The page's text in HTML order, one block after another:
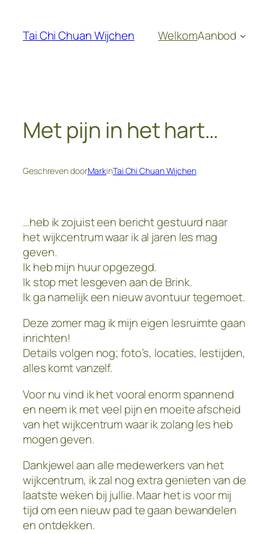
Tai Chi Chuan Wijchen WelkomAanbod
Met pijn in het hart…
Geschreven doorMarkinTai Chi Chuan Wijchen
…heb ik zojuist een bericht gestuurd naar
het wijkcentrum waar ik al jaren les mag
geven.
Ik heb mijn huur opgezegd.
Ik stop met lesgeven aan de Brink.
Ik ga namelijk een nieuw avontuur tegemoet.
Deze zomer mag ik mijn eigen lesruimte gaan
inrichten!
Details volgen nog; foto’s, locaties, lestijden,
alles komt vanzelf.
Voor nu vind ik het vooral enorm spannend
en neem ik met veel pijn en moeite afscheid
van het wijkcentrum waar ik zolang les heb
mogen geven.
Dankjewel aan alle medewerkers van het
wijkcentrum, ik zal nog extra genieten van de
laatste weken bij jullie. Maar het is voor mij
tijd om een nieuw pad te gaan bewandelen
en ontdekken.